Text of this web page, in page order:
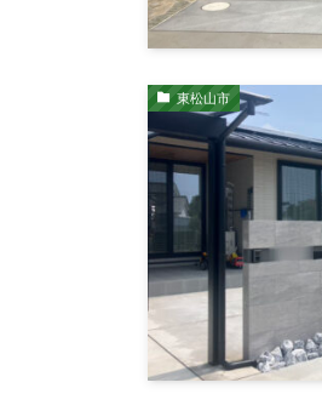
東松山市